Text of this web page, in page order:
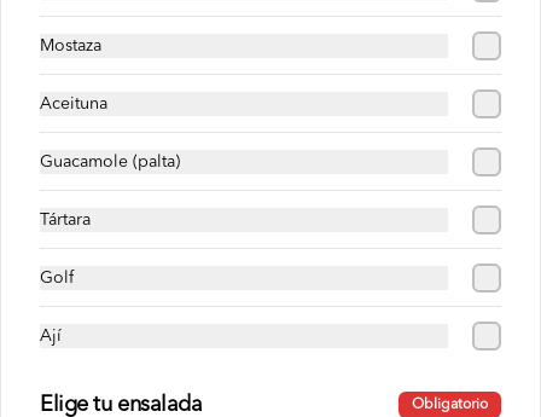
S/ 26.00
Pan roseta o yema, chuleta, pollo
deshilachado, cremas , ensaladas, papas
Pan roseta o yema, lechon, pavo, cremas
Mostaza
Aceituna
Guacamole (palta)
Tártara
Golf
Ají
Elige tu ensalada Obligatorio